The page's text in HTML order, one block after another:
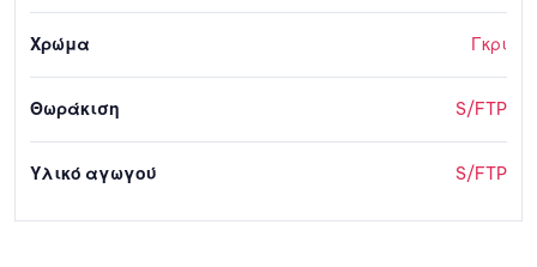
Χρώμα Γκρι
Θωράκιση S/FTP
Υλικό αγωγού S/FTP